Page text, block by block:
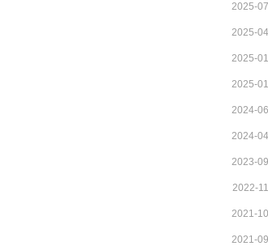
2025-
2025-
2025-
2025-
2024-
2024-
2023-
2022-
2021-
2021-